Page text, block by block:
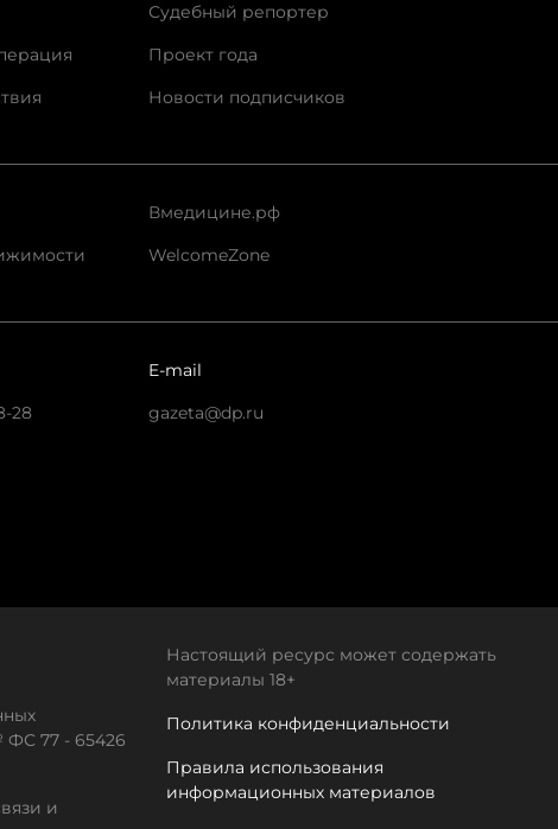
Судебный репортер
Проект года
Новости подписчиков
Вмедицине.рф
WelcomeZone
28
E-mail
gazeta@dp.ru
ФС 77 - 65426
и
Настоящий ресурс может содержать
материалы 18+
Политика конфиденциальности
Правила использования
информационных материалов